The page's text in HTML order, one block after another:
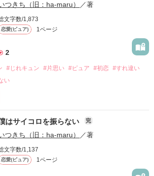
作品を読む
ずだった電話
距離が変わった。
はずの
編です。
作品を読む
つきち（旧：ha-maru） ／著
文字数/1,873
恋愛(ピュア) 1ページ
2
#じれキュン #片思い #ピュア #初恋 #すれ違い
い
で過ごしたアイツと
れた。
となのに
ち着かない。
はサイコロを振らない 完
つきち（旧：ha-maru） ／著
文字数/1,137
恋愛(ピュア) 1ページ